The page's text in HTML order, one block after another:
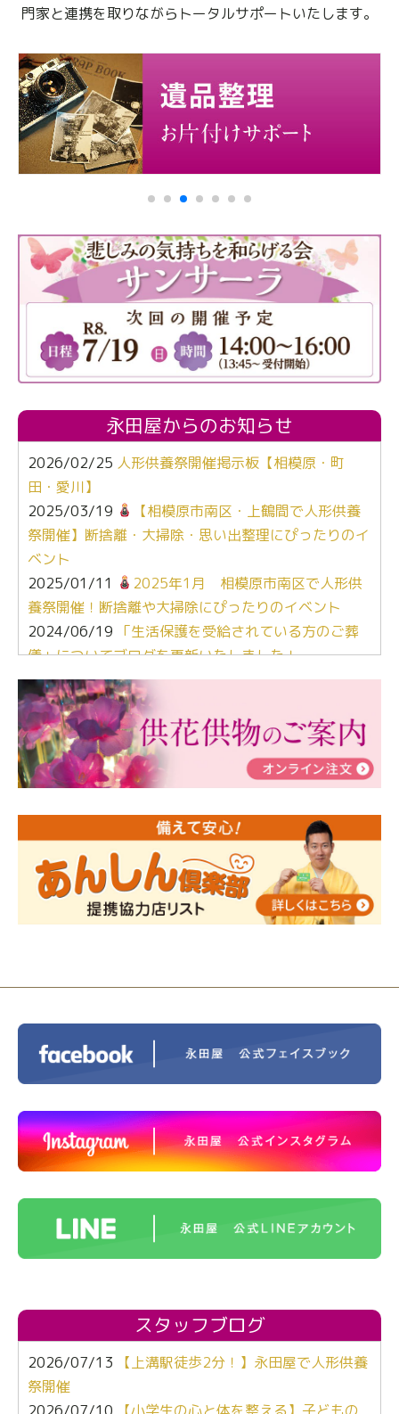
門家と連携を取りながらトータルサポートいたします。
永田屋からのお知らせ
2026/02/25 人形供養祭開催掲示板【相模原・町
田・愛川】
2025/03/19
【相模原市南区・上鶴間で人形供養
祭開催】断捨離・大掃除・思い出整理にぴったりのイ
ベント
2025/01/11
2025年1月 相模原市南区で人形供
養祭開催！断捨離や大掃除にぴったりのイベント
2024/06/19 「生活保護を受給されている方のご葬
儀」についてブログを更新いたしました！
2024/03/06【終活なるほど教室】「マンガで学
ぶ！はじめてのお葬式」小さな家族葬ハウス®町田成
瀬 ご参加ありがとうございました！
2024/01/19令和6年能登半島地震災害の寄付のご報
告
人形供養 寄付のご報告
2023/12/16終活なるほど教室＠小さな家族葬ハウ
ス®上鶴間 エンディングノートを書いてみよう！
2023/11/29 永田屋創業110周年記念式典 レンブラ
ントホテル東京町田
スタッフブログ
2026/07/13
【上溝駅徒歩2分！】永田屋で人形供養
祭開催